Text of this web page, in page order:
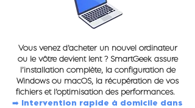
Vous venez d’acheter un nouvel ordinateur
ou le vôtre devient lent ? SmartGeek assure
l’installation complète, la configuration de
Windows ou macOS, la récupération de vos
fichiers et l’optimisation des performances.
➡️ Intervention rapide à domicile dans